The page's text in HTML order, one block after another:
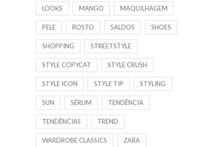
LOOKS MANGO MAQUILHAGEM
PELE ROSTO SALDOS SHOES
SHOPPING STREETSTYLE
STYLE COPYCAT STYLE CRUSH
STYLE ICON STYLE TIP STYLING
SUN SÉRUM TENDÊNCIA
TENDÊNCIAS TREND
WARDROBE CLASSICS ZARA